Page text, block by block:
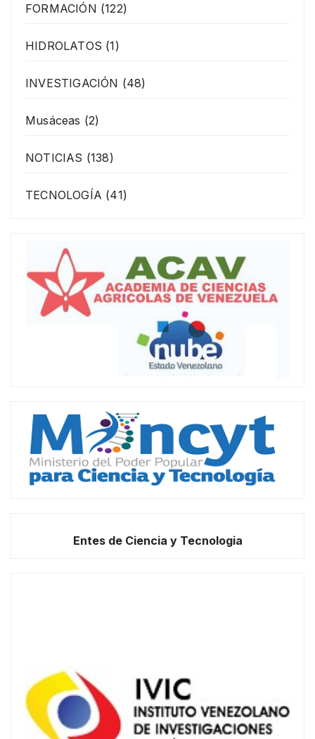
FORMACIÓN (122)
HIDROLATOS (1)
INVESTIGACIÓN (48)
Musáceas (2)
NOTICIAS (138)
TECNOLOGÍA (41)
Entes de Ciencia y Tecnologia